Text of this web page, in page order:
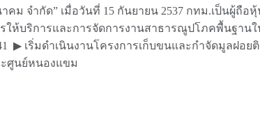
คม จำกัด” เมื่อวันที่ 15 กันยายน 2537 กทม.เป็นผู้ถือ
รให้บริการและการจัดการงานสาธารณูปโภคพื้นฐาน
▶ เริ่มดำเนินงานโครงการเก็บขนและกำจัดมูลฝอ
ศูนย์หนองแขม